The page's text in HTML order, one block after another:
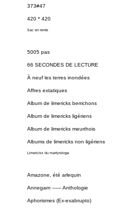
373#47
420 * 420
Sac en rente
5005 pas
66 SECONDES DE LECTURE
À neuf les terres inondées
Affres extatiques
Album de limericks berrichons
Album de limericks ligériens
Album de limericks meurthois
Albums de limericks non ligériens
Limericks du martyrologe
Amazone, été arlequin
Annegarn ––– Anthologie
Aphorismes (Ex-exabrupto)